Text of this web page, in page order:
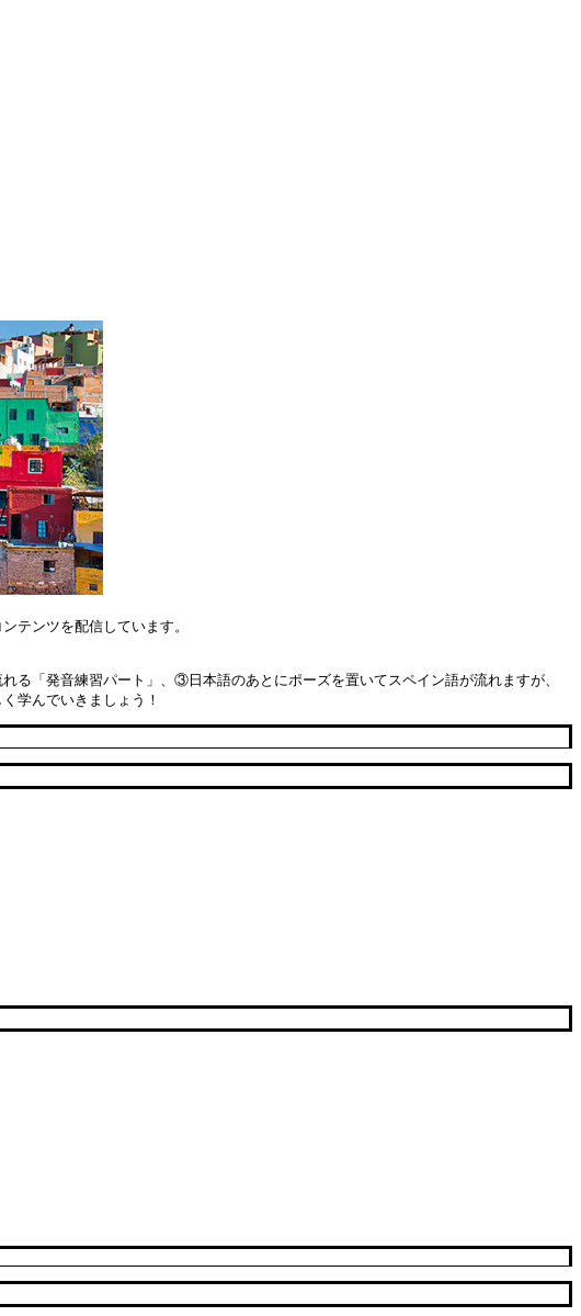
テンツを配信しています。
「発音練習パート」、③日本語のあとにポーズを置いてスペイン語が流れますが、
く学んでいきましょう！